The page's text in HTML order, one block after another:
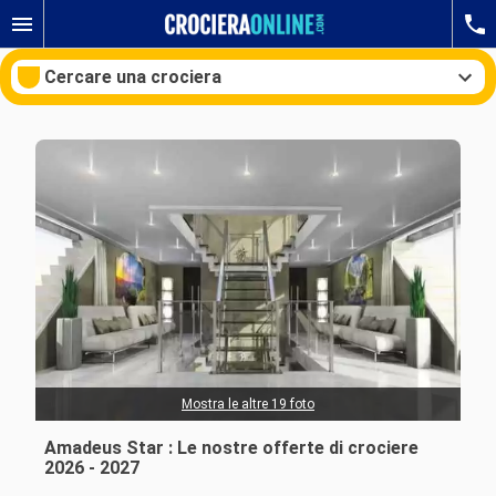
Cercare una crociera
Mesi di partenza
Porti Compagnie
Ricerca
Amadeus Star : Le nostre offerte di crociere
2026 - 2027
Mostra le altre 19 foto